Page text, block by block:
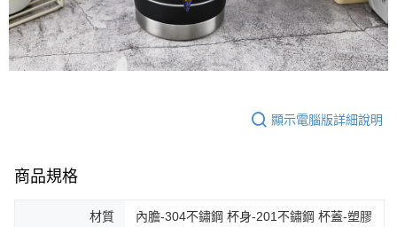
顯示電腦版詳細說明
商品規格
材質
內膽-304不鏽鋼 杯身-201不鏽鋼 杯蓋-塑膠